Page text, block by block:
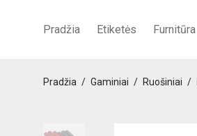
Pradžia Etiketės Furnitūra
Pradžia / Gaminiai / Ruošiniai /